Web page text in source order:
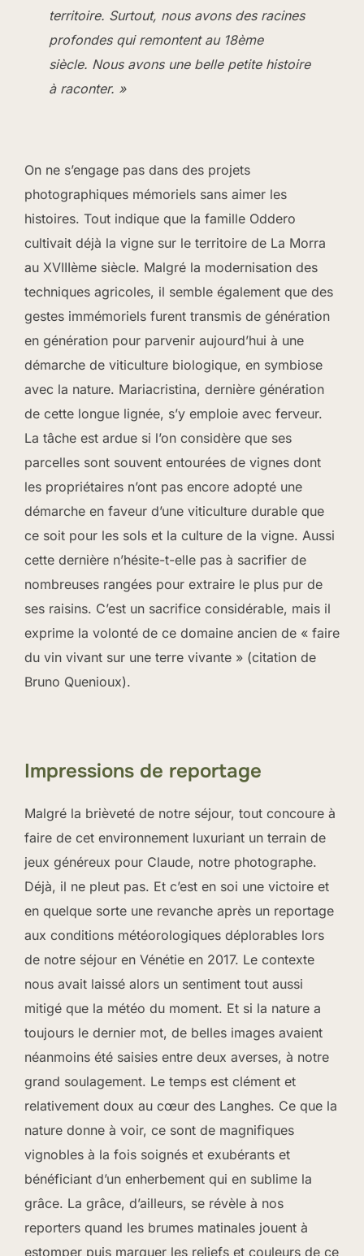
territoire. Surtout, nous avons des racines
profondes qui remontent au 18ème
siècle. Nous avons une belle petite histoire
à raconter. »
On ne s’engage pas dans des projets
photographiques mémoriels sans aimer les
histoires. Tout indique que la famille Oddero
cultivait déjà la vigne sur le territoire de La Morra
au XVIIIème siècle. Malgré la modernisation des
techniques agricoles, il semble également que des
gestes immémoriels furent transmis de génération
en génération pour parvenir aujourd’hui à une
démarche de viticulture biologique, en symbiose
avec la nature. Mariacristina, dernière génération
de cette longue lignée, s’y emploie avec ferveur.
La tâche est ardue si l’on considère que ses
parcelles sont souvent entourées de vignes dont
les propriétaires n’ont pas encore adopté une
démarche en faveur d’une viticulture durable que
ce soit pour les sols et la culture de la vigne. Aussi
cette dernière n’hésite-t-elle pas à sacrifier de
nombreuses rangées pour extraire le plus pur de
ses raisins. C’est un sacrifice considérable, mais il
exprime la volonté de ce domaine ancien de « faire
du vin vivant sur une terre vivante » (citation de
Bruno Quenioux).
Impressions de reportage
Malgré la brièveté de notre séjour, tout concoure à
faire de cet environnement luxuriant un terrain de
jeux généreux pour Claude, notre photographe.
Déjà, il ne pleut pas. Et c’est en soi une victoire et
en quelque sorte une revanche après un reportage
aux conditions météorologiques déplorables lors
de notre séjour en Vénétie en 2017. Le contexte
nous avait laissé alors un sentiment tout aussi
mitigé que la météo du moment. Et si la nature a
toujours le dernier mot, de belles images avaient
néanmoins été saisies entre deux averses, à notre
grand soulagement. Le temps est clément et
relativement doux au cœur des Langhes. Ce que la
nature donne à voir, ce sont de magnifiques
vignobles à la fois soignés et exubérants et
bénéficiant d’un enherbement qui en sublime la
grâce. La grâce, d’ailleurs, se révèle à nos
reporters quand les brumes matinales jouent à
estomper puis marquer les reliefs et couleurs de ce